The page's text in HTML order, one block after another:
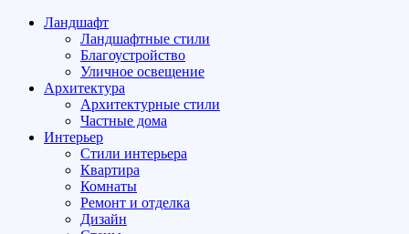
Ландшафт
Ландшафтные стили
Благоустройство
Уличное освещение
Архитектура
Архитектурные стили
Частные дома
Интерьер
Стили интерьера
Квартира
Комнаты
Ремонт и отделка
Дизайн